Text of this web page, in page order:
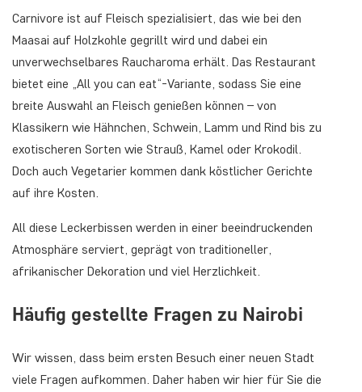
Carnivore ist auf Fleisch spezialisiert, das wie bei den
Maasai auf Holzkohle gegrillt wird und dabei ein
unverwechselbares Raucharoma erhält. Das Restaurant
bietet eine „All you can eat“-Variante, sodass Sie eine
breite Auswahl an Fleisch genießen können – von
Klassikern wie Hähnchen, Schwein, Lamm und Rind bis zu
exotischeren Sorten wie Strauß, Kamel oder Krokodil.
Doch auch Vegetarier kommen dank köstlicher Gerichte
auf ihre Kosten.
All diese Leckerbissen werden in einer beeindruckenden
Atmosphäre serviert, geprägt von traditioneller,
afrikanischer Dekoration und viel Herzlichkeit.
Häufig gestellte Fragen zu Nairobi
Wir wissen, dass beim ersten Besuch einer neuen Stadt
viele Fragen aufkommen. Daher haben wir hier für Sie die